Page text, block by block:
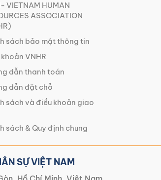
VIETNAM HUMAN
ASSOCIATION
sách bảo mật thông tin
VNHR
dẫn thanh toán
dẫn đặt chỗ
sách và điều khoản giao
sách & Quy định chung
SỰ VIỆT NAM